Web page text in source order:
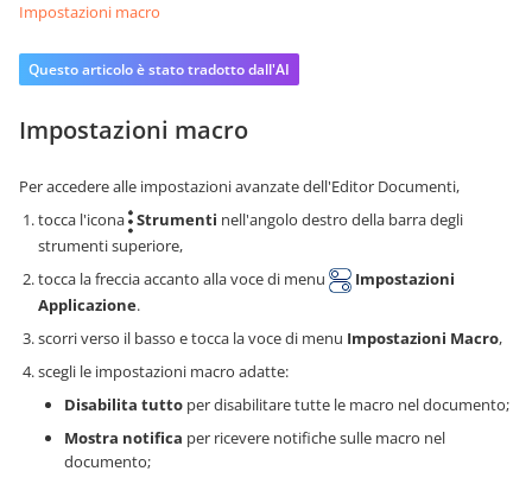
Impostazioni macro
Questo articolo è stato tradotto dall'AI
Impostazioni macro
Per accedere alle impostazioni avanzate dell'Editor Documenti,
tocca l'icona Strumenti nell'angolo destro della barra degli
strumenti superiore,
tocca la freccia accanto alla voce di menu
Impostazioni
Applicazione.
scorri verso il basso e tocca la voce di menu Impostazioni Macro,
scegli le impostazioni macro adatte:
Disabilita tutto per disabilitare tutte le macro nel documento;
Mostra notifica per ricevere notifiche sulle macro nel
documento;